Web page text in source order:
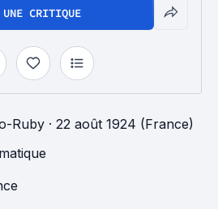
CRITIQUE
Ruby · 22 août 1924 (France)